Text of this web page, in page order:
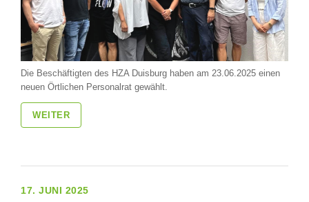
Die Beschäftigten des HZA Duisburg haben am 23.06.2025 einen
neuen Örtlichen Personalrat gewählt.
WEITER
17. JUNI 2025